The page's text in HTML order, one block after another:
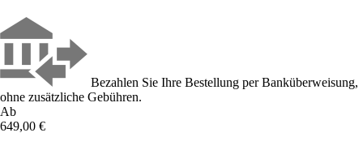
Bezahlen Sie Ihre Bestellung per Banküberweisung,
ohne zusätzliche Gebühren.
Ab
649,00 €